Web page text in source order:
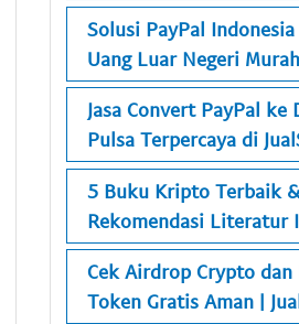
Solusi PayPal
Uang Luar Negeri Murah
Jasa Convert PayPal ke
Pulsa Terpercaya di
5 Buku Kripto Terbaik
Rekomendasi Literatur
Cek Airdrop Crypto dan
Token Gratis Aman |